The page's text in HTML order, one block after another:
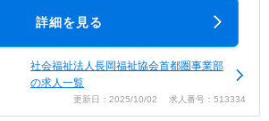
詳細を見る
社会福祉法人長岡福祉協会首都圏事業部
の求人一覧
更新日：2025/10/02 求人番号：513334